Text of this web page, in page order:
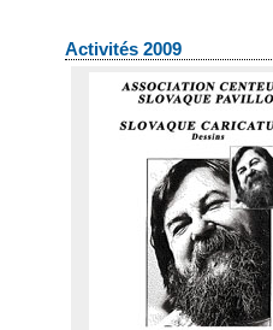
Activités 2009